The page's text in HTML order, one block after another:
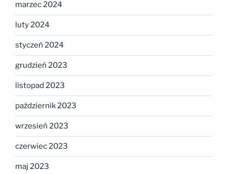
marzec 2024
luty 2024
styczeń 2024
grudzień 2023
listopad 2023
październik 2023
wrzesień 2023
czerwiec 2023
maj 2023